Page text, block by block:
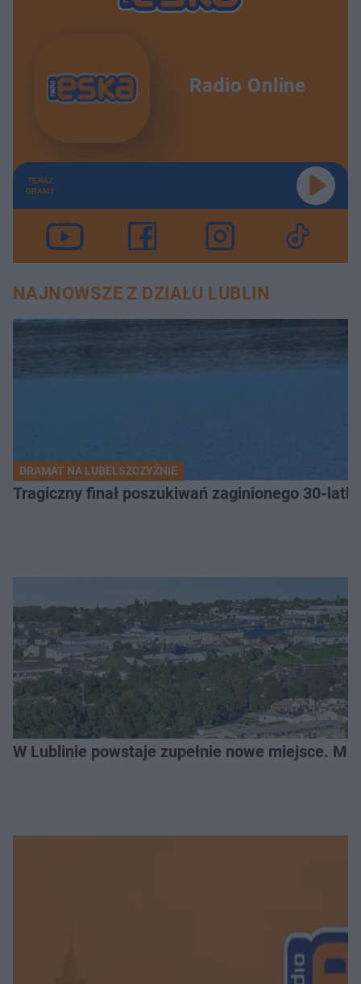
Radio Online
TERAZ
GRAMY
NAJNOWSZE Z DZIAŁU LUBLIN
DRAMAT NA LUBELSZCZYŹNIE
Tragiczny finał poszukiwań zaginionego 30-
W Lublinie powstaje zupełnie nowe miejsce.